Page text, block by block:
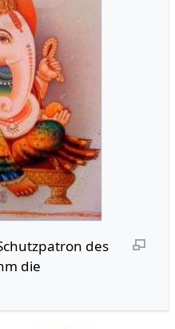
des
die